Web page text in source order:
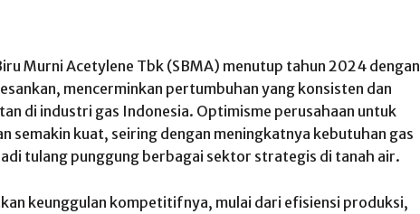
Murni Acetylene Tbk (SBMA) menutup tahun 2024 dengan
mencerminkan pertumbuhan yang konsisten dan
di industri gas Indonesia. Optimisme perusahaan untuk
semakin kuat, seiring dengan meningkatnya kebutuhan gas
tulang punggung berbagai sektor strategis di tanah air.
keunggulan kompetitifnya, mulai dari efisiensi produksi,